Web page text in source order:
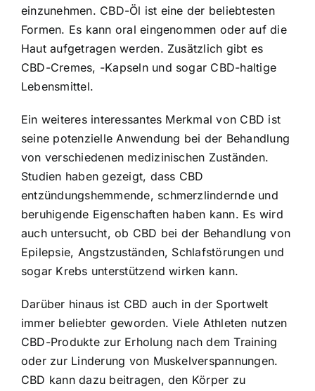
einzunehmen. CBD-Öl ist eine der beliebtesten
Formen. Es kann oral eingenommen oder auf die
Haut aufgetragen werden. Zusätzlich gibt es
CBD-Cremes, -Kapseln und sogar CBD-haltige
Lebensmittel.
Ein weiteres interessantes Merkmal von CBD ist
seine potenzielle Anwendung bei der Behandlung
von verschiedenen medizinischen Zuständen.
Studien haben gezeigt, dass CBD
entzündungshemmende, schmerzlindernde und
beruhigende Eigenschaften haben kann. Es wird
auch untersucht, ob CBD bei der Behandlung von
Epilepsie, Angstzuständen, Schlafstörungen und
sogar Krebs unterstützend wirken kann.
Darüber hinaus ist CBD auch in der Sportwelt
immer beliebter geworden. Viele Athleten nutzen
CBD-Produkte zur Erholung nach dem Training
oder zur Linderung von Muskelverspannungen.
CBD kann dazu beitragen, den Körper zu